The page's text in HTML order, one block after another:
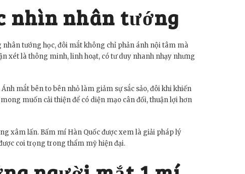
nhìn nhân tướng
tướng học, đôi mắt không chỉ phản ánh nội tâm mà
xét là thông minh, linh hoạt, có tư duy nhanh nhạy nhưng
mắt bên to bên nhỏ làm giảm sự sắc sảo, đôi khi khiến
muốn cải thiện để có diện mạo cân đối, thuận lợi hơn
xâm lấn. Bấm mí Hàn Quốc được xem là giải pháp lý
coi trọng trong thẩm mỹ hiện đại.